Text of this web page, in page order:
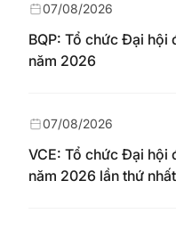
BQP: Tổ chức Đại hội
năm 2026
07/08/2026
VCE: Tổ chức Đại hội
năm 2026 lần thứ nhất
07/08/2026